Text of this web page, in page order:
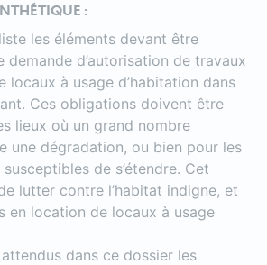
:
les éléments devant être
demande d’autorisation de travaux
locaux à usage d’habitation dans
Ces obligations doivent être
lieux où un grand nombre
une dégradation, ou bien pour les
de s’étendre. Cet
lutter contre l’habitat indigne, et
en location de locaux à usage
dans ce dossier les